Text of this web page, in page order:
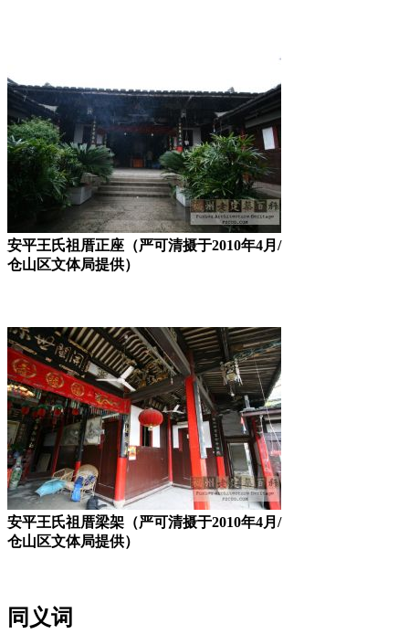
安平王氏祖厝正座（严可清摄于2010年4月/
仓山区文体局提供）
安平王氏祖厝梁架（严可清摄于2010年4月/
仓山区文体局提供）
同义词